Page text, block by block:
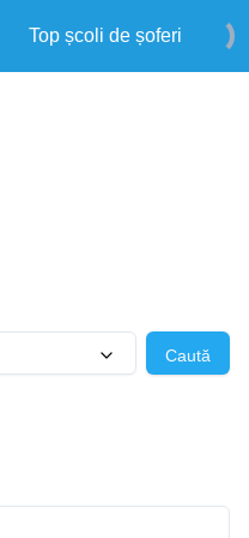
Top școli de șoferi
Caută